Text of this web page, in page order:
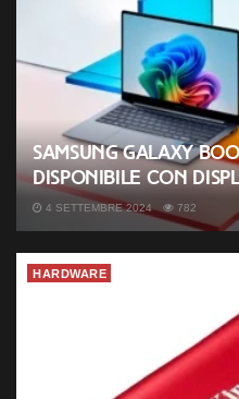
Samsung Galaxy
disponibile con
4 SETTEMBRE 2024 782
HARDWARE